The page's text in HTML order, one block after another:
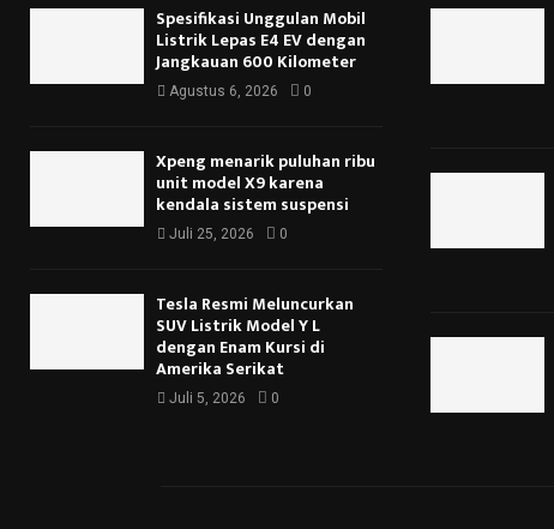
Spesifikasi Unggulan Mobil
Listrik Lepas E4 EV dengan
Jangkauan 600 Kilometer
Agustus 6, 2026 0
Xpeng menarik puluhan ribu
unit model X9 karena
kendala sistem suspensi
Juli 25, 2026 0
Tesla Resmi Meluncurkan
SUV Listrik Model Y L
dengan Enam Kursi di
Amerika Serikat
Juli 5, 2026 0